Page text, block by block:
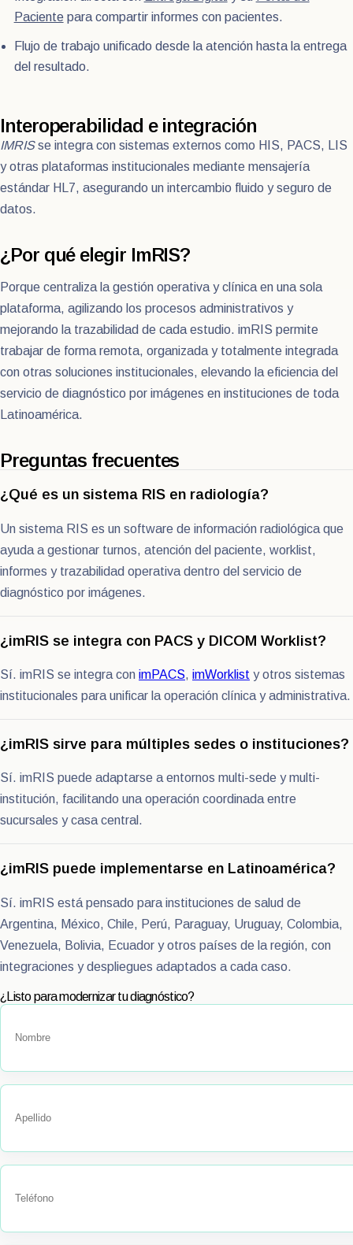
Pacientepara compartir informes con pacientes.
Flujo de trabajo unificado desde la atención hasta la entrega
del resultado.
Interoperabilidad e integración
IMRISse integra con sistemas externos como HIS, PACS, LIS
y otras plataformas institucionales mediante mensajería
estándar HL7, asegurando un intercambio fluido y seguro de
datos.
¿Por qué elegir ImRIS?
Porque centraliza la gestión operativa y clínica en una sola
plataforma, agilizando los procesos administrativos y
mejorando la trazabilidad de cada estudio. imRIS permite
trabajar de forma remota, organizada y totalmente integrada
con otras soluciones institucionales, elevando la eficiencia del
servicio de diagnóstico por imágenes en instituciones de toda
Latinoamérica.
Preguntas frecuentes
¿Qué es un sistema RIS en radiología?
Un sistema RIS es un software de información radiológica que
ayuda a gestionar turnos, atención del paciente, worklist,
informes y trazabilidad operativa dentro del servicio de
diagnóstico por imágenes.
¿imRIS se integra con PACS y DICOM Worklist?
Sí. imRIS se integra con imPACS, imWorklist y otros sistemas
institucionales para unificar la operación clínica y administrativa.
¿imRIS sirve para múltiples sedes o instituciones?
Sí. imRIS puede adaptarse a entornos multi-sede y multi-
institución, facilitando una operación coordinada entre
sucursales y casa central.
¿imRIS puede implementarse en Latinoamérica?
Sí. imRIS está pensado para instituciones de salud de
Argentina, México, Chile, Perú, Paraguay, Uruguay, Colombia,
Venezuela, Bolivia, Ecuador y otros países de la región, con
integraciones y despliegues adaptados a cada caso.
¿Listo para modernizar tu diagnóstico?